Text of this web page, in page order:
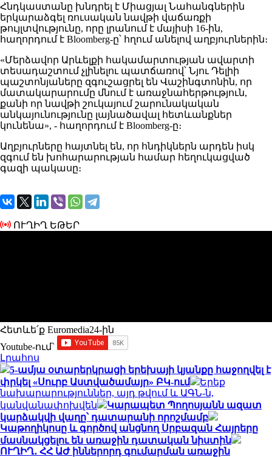
Հնդկաստանը խնդրել է Միացյալ Նահանգներին
երկարաձգել ռուսական նավթի վաճառքի
թույլտվությունը, որը լրանում է մայիսի 16-ին,
հաղորդում է Bloomberg-ը՝ հղում անելով աղբյուրներին։
«Մերձավոր Արևելքի հակամարտության ավարտի
տեսադաշտում չլինելու պատճառով՝ Նյու Դելիի
պաշտոնյաները զգուշացրել են Վաշինգտոնին, որ
մատակարարումը մնում է առաջնահերթություն,
քանի որ նավթի շուկայում շարունակական
անկայունությունը լայնածավալ հետևանքներ
կունենա», - հաղորդում է Bloomberg-ը։
Աղբյուրները հայտնել են, որ հնդիկներն արդեն իսկ
զգում են խոհարարության համար հեղուկացված
գազի պակասը։
ՈՒՂԻՂ ԵԹԵՐ
Հետևե՛ք Euromedia24-ին
Youtube-ում`
Լրահոս
5-ամյա օտարերկրացի երեխայի կյանքը հաջողվել է
փրկել «Սուրբ Աստվածամայր» ԲԿ-ում
Երեք
նախարարություններ, այդ թվում և ԱԳՆ-ն,
կանվանափոխվեն
Կարապետ Պողոսյանն ազատ
կարձակվի վաղը՝ դատարանի որոշմամբ
Կաթողիկոսը և գործով անցնող Սրբազան Հայրերը
մասնակցելու են առաջին դատական նիստին
ՈՒՂԻՂ․ ՀՀ ԱԺ իններորդ գումարման առաջին